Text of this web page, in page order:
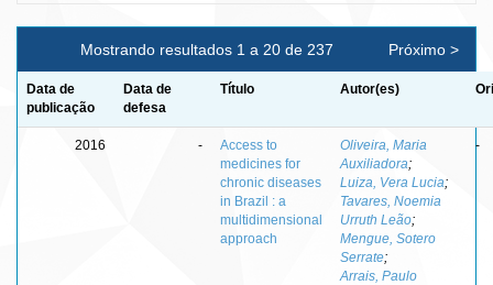
Mostrando resultados 1 a 20 de 237 Próximo >
Data de
publicação
Data de
defesa
Título Autor(es)
2016 -
Access to
medicines for
chronic diseases
in Brazil : a
multidimensional
approach
Oliveira, Maria
Auxiliadora;
Luiza, Vera Lucia;
Tavares, Noemia
Urruth Leão;
Mengue, Sotero
Serrate;
Arrais, Paulo
-